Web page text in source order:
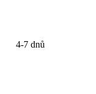
4-7 dnů